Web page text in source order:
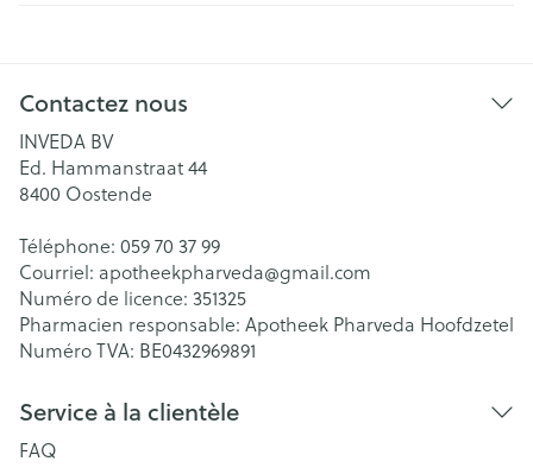
Contactez nous
INVEDA BV
Ed. Hammanstraat 44
8400 Oostende
Téléphone: 059 70 37 99
Courriel: apotheekpharveda@gmail.com
Numéro de licence: 351325
Pharmacien responsable: Apotheek Pharveda Hoofdzetel
Numéro TVA: BE0432969891
Service à la clientèle
FAQ